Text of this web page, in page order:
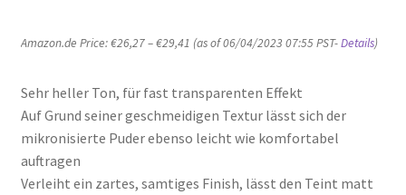
Amazon.de Price:€26,27–€29,41 (as of 06/04/2023 07:55 PST-Details)
Sehr heller Ton, für fast transparenten Effekt
Auf Grund seiner geschmeidigen Textur lässt sich der
mikronisierte Puder ebenso leicht wie komfortabel
auftragen
Verleiht ein zartes, samtiges Finish, lässt den Teint matt